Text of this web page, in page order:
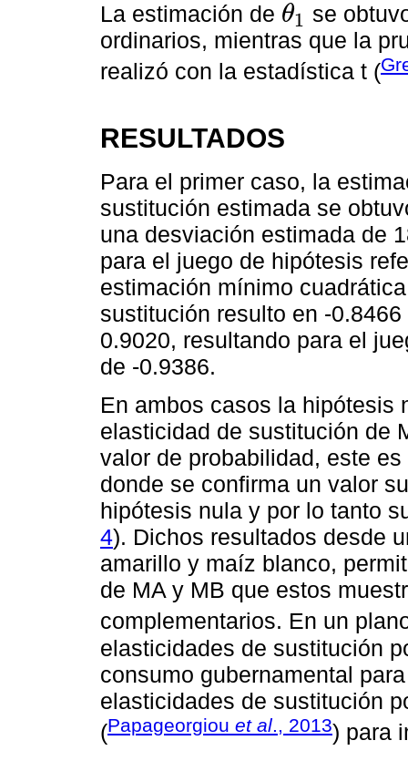
La estimación de θ1
θ1
se
ordinarios, mientras que la
realizó con la estadística t (
RESULTADOS
Para el primer caso, la
sustitución estimada se
una desviación estimada de
para el juego de hipótesis
estimación mínimo
sustitución resulto en -
0.9020, resultando para el
de -0.9386.
En ambos casos la hipótesis
elasticidad de sustitución de
valor de probabilidad, este
donde se confirma un valor
hipótesis nula y por lo tanto
4). Dichos resultados desde
amarillo y maíz blanco,
de MA y MB que estos
complementarios. En un
elasticidades de sustitución
consumo gubernamental
elasticidades de sustitución
(Papageorgiou et al ., 2013) para